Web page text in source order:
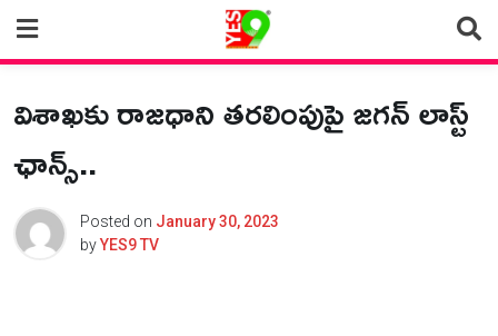
content
విశాఖకు రాజధాని తరలింపుపై జగన్ లాస్ట్
ఛాన్స్..
Posted on January 30, 2023
byYES9 TV